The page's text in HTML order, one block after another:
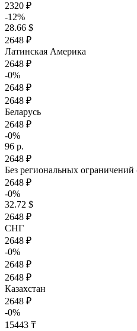
2320 ₽
-12%
28.66 $
2648 ₽
Латинская Америка
2648 ₽
-0%
2648 ₽
2648 ₽
Беларусь
2648 ₽
-0%
96 р.
2648 ₽
Без региональных ограничений
2648 ₽
-0%
32.72 $
2648 ₽
СНГ
2648 ₽
-0%
2648 ₽
2648 ₽
Казахстан
2648 ₽
-0%
15443 ₸